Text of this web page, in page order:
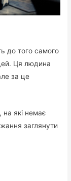
до того самого
Ця людина
за це
на які немає
заглянути